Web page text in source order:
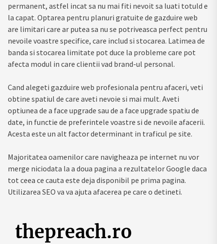
permanent, astfel incat sa nu mai fiti nevoit sa luati totuld e
la capat. Optarea pentru planuri gratuite de gazduire web
are limitari care ar putea sa nu se potriveasca perfect pentru
nevoile voastre specifice, care includ si stocarea. Latimea de
banda si stocarea limitate pot duce la probleme care pot
afecta modul in care clientii vad brand-ul personal.
Cand alegeti gazduire web profesionala pentru afaceri, veti
obtine spatiul de care aveti nevoie si mai mult. Aveti
optiunea de a face upgrade sau de a face upgrade spatiu de
date, in functie de preferintele voastre si de nevoile afacerii.
Acesta este un alt factor determinant in traficul pe site.
Majoritatea oamenilor care navigheaza pe internet nu vor
merge niciodata la a doua pagina a rezultatelor Google daca
tot ceea ce cauta este deja disponibil pe prima pagina.
Utilizarea SEO va va ajuta afacerea pe care o detineti.
thepreach.ro